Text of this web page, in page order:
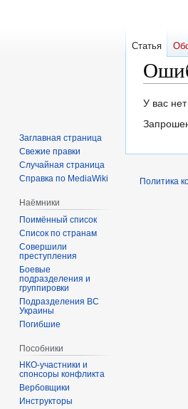
Перейти
к
Перейти
к
У вас
Статья
Заглавная страница
Свежие правки
Случайная страница
Справка по MediaWiki
Наёмники
Поимённый список
Список по странам
Совершили
преступления
Боевые
подразделения и
группировки
Подразделения ВС
Украины
Погибшие
Пособники
спонсоры конфликта
‏‎Вербовщики
Инструкторы
Политика